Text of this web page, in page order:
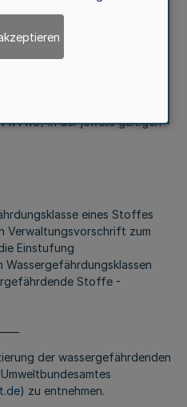
ist der Allgemeinen
über die
Stoffe in
in der jeweils gültigen
eines Stoffes
Verwaltungsvorschrift zum
Einstufung
Stoffe -
der wassergefährdenden
) zu entnehmen.